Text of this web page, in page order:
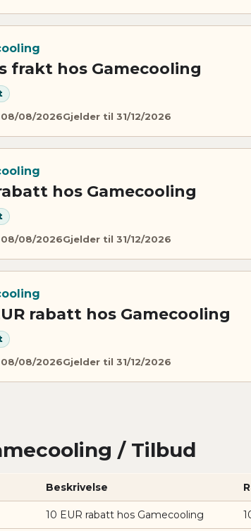
frakt hos Gamecooling
08/2026Gjelder til 31/12/2026
hos Gamecooling
08/2026Gjelder til 31/12/2026
rabatt hos Gamecooling
08/2026Gjelder til 31/12/2026
/ Tilbud
Beskrivelse
10 EUR rabatt hos Gamecooling